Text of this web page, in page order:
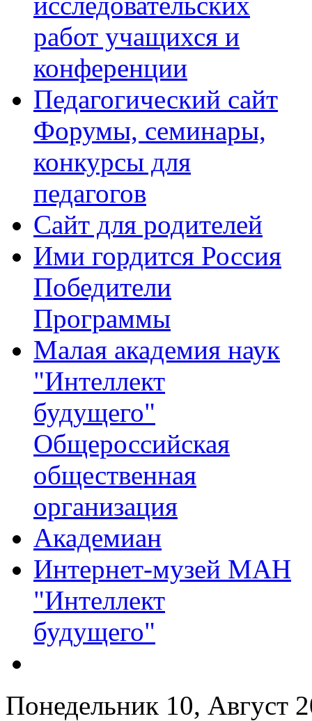
работ учащихся и
конференции
Педагогический сайт
Форумы, семинары,
конкурсы для
педагогов
Сайт для родителей
Ими гордится Россия
Победители
Программы
Малая академия наук
"Интеллект
будущего"
Общероссийская
общественная
организация
Академиан
Интернет-музей МАН
"Интеллект
будущего"
Понедельник 10, Август